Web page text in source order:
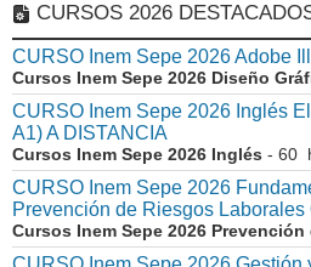
CURSOS 2026
CURSO Inem Sepe 2026 Adobe
Cursos Inem Sepe 2026 Diseño
CURSO Inem Sepe 2026 Inglés
A1) A DISTANCIA
Cursos Inem Sepe 2026 Inglés - 60
CURSO Inem Sepe 2026
Prevención de Riesgos Laborales
Cursos Inem Sepe 2026 Prevención